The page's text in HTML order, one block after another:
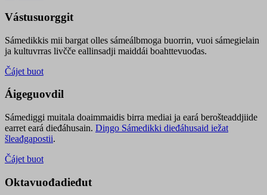
Vástusuorggit
Sámedikkis mii bargat olles sámeálbmoga buorrin, vuoi sámegielain
ja kultuvrras livčče eallinsadji maiddái boahttevuođas.
Čájet buot
Áigeguovdil
Sámediggi muitala doaimmaidis birra mediai ja eará berošteaddjiide
earret eará dieđáhusain. Diŋgo Sámedikki dieđáhusaid iežat
šleađgapostii.
Čájet buot
Oktavuođadieđut